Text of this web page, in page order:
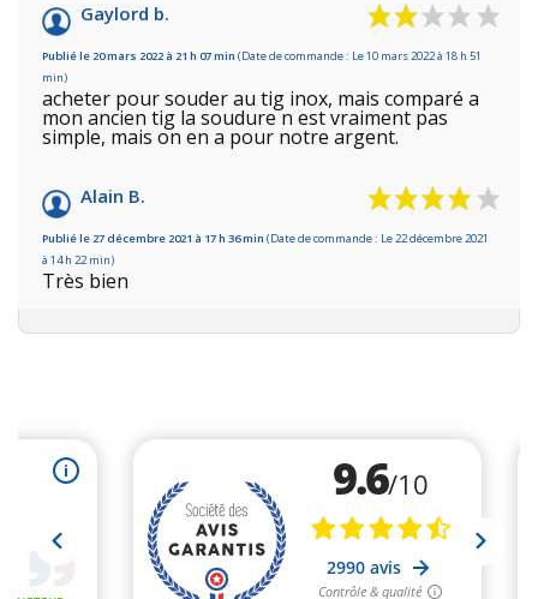
Gaylord b.
Publié le 20 mars 2022 à 21 h 07 min (Date de commande : Le 10 mars 2022 à 18 h 51
min)
acheter pour souder au tig inox, mais comparé a
mon ancien tig la soudure n est vraiment pas
simple, mais on en a pour notre argent.
Alain B.
Publié le 27 décembre 2021 à 17 h 36 min (Date de commande : Le 22 décembre 2021
à 14 h 22 min)
Très bien